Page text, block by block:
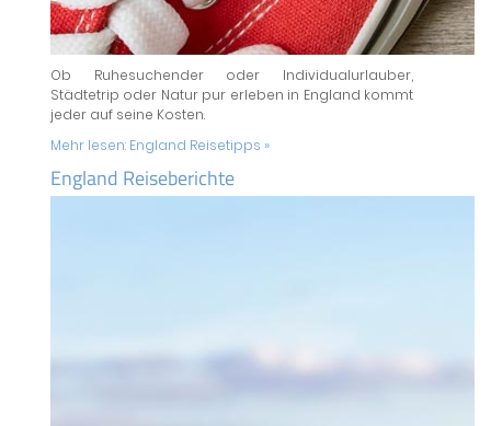
Ob Ruhesuchender oder Individualurlauber,
Städtetrip oder Natur pur erleben in England kommt
jeder auf seine Kosten.
Mehr lesen: England Reisetipps »
England Reiseberichte